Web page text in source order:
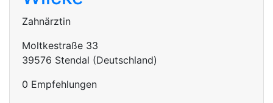
Zahnärztin
Moltkestraße 33
39576 Stendal (Deutschland)
0 Empfehlungen